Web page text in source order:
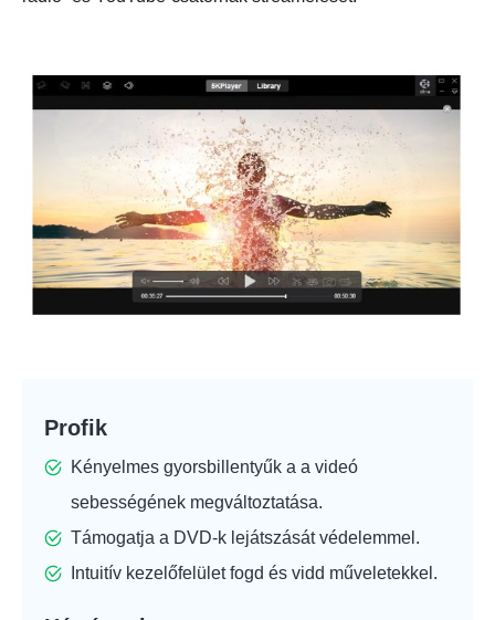
Profik
Kényelmes gyorsbillentyűk a a videó
sebességének megváltoztatása.
Támogatja a DVD-k lejátszását védelemmel.
Intuitív kezelőfelület fogd és vidd műveletekkel.